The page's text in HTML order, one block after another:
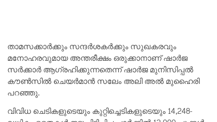
താമസക്കാർക്കും സന്ദർശകർക്കും സുഖകരവും
മനോഹരവുമായ അന്തരീക്ഷം ഒരുക്കാനാണ് ഷാർജ
സർക്കാർ ആഗ്രഹിക്കുന്നതെന്ന് ഷാർജ മുനിസിപ്പൽ
കൗൺസിൽ ചെയർമാൻ സലേം അലി അൽ മുഹൈരി
പറഞ്ഞു.
വിവിധ ചെടികളുടെയും കുറ്റിച്ചെടികളുടെയും 14,248-